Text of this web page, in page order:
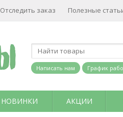
Отследить заказ Полезные
Написать нам График
НОВИНКИ АКЦИИ